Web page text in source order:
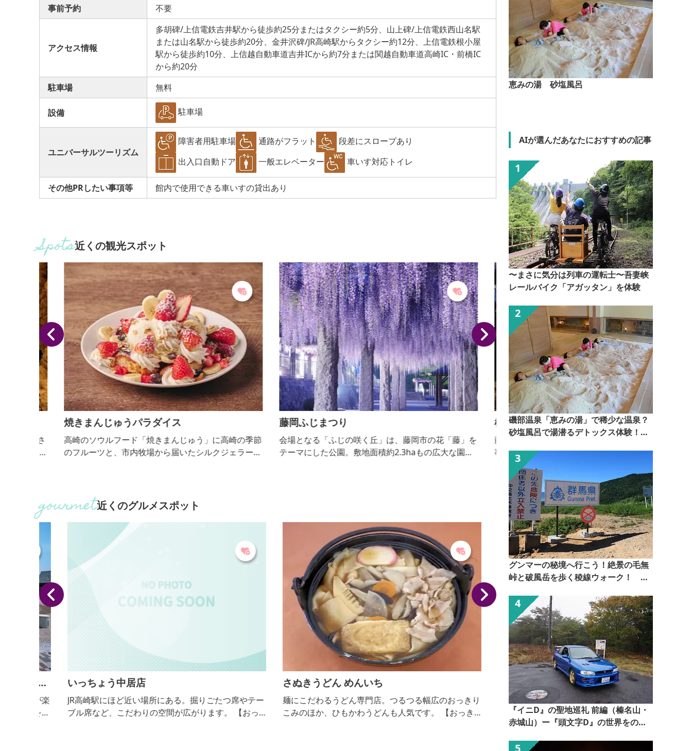
事前予約
不要
アクセス情報
多胡碑/上信電鉄吉井駅から徒歩約25分またはタクシー約5分、山上碑/上信電鉄西山名駅
または山名駅から徒歩約20分、金井沢碑/JR高崎駅からタクシー約12分、上信電鉄根小屋
駅から徒歩約10分、上信越自動車道吉井ICから約7分または関越自動車道高崎IC・前橋IC
から約20分
駐車場
無料
設備 駐車場
ユニバーサルツーリズム
障害者用駐車場 通路がフラット
段差にスロープあり
出入口自動ドア
一般エレベーター 車いす対応トイレ
その他PRしたい事項等 館内で使用できる車いすの貸出あり
近くの観光スポット
焼きまんじゅうパラダイス
高崎のソウルフード「焼きまんじゅう」に高崎の季節
のフルーツと、市内牧場から届いたシルクジェラート
藤岡ふじまつり
会場となる「ふじの咲く丘」は、藤岡市の花「藤」を
テーマにした公園。敷地面積約2.3haもの広大な園内
桜のライトアップ（ふじの咲く丘）
藤の花の名所でもある『ふじの咲く丘』では、桜も見
事な花を咲かせます。3月下旬～4月上旬まで日没から
夜8時まではライトアップも行われ、満開の夜桜を楽
しめます。
近くのグルメスポット
いっちょう中居店
JR高崎駅にほど近い場所にある。掘りごたつ席やテー
ブル席など、こだわりの空間が広がります。 【おっ
さぬきうどん めんいち
麺にこだわるうどん専門店。つるつる幅広のおっきり
こみのほか、ひもかわうどんも人気です。 【おっき
そば処 大村
三角の屋根とどっしりとした店構えが目印。店内には
掘りごたつもあり、カレーうどんセットなどが人気で
す。 【おっきりこみ提供期間：10月～３月】
恵みの湯 砂塩風呂
AIが選んだあなたにおすすめの記事
〜まさに気分は列車の運転士〜吾妻峡
レールバイク「アガッタン」を体験
磯部温泉「恵みの湯」で稀少な温泉？
砂塩風呂で湯潜るデトックス体験！
者）】
グンマーの秘境へ行こう！絶景の毛無
峠と破風岳を歩く稜線ウォーク！
者）】
『イニD』の聖地巡礼 前編（榛名山・
赤城山）ー『頭文字D』の世界をのぞ
（ぐん記者）】